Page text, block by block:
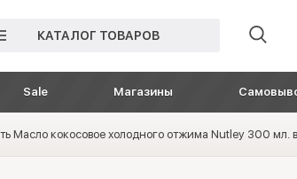
КАТАЛОГ ТОВАРОВ
Sale Магазины
Масло кокосовое холодного отжима Nutley 300 мл.